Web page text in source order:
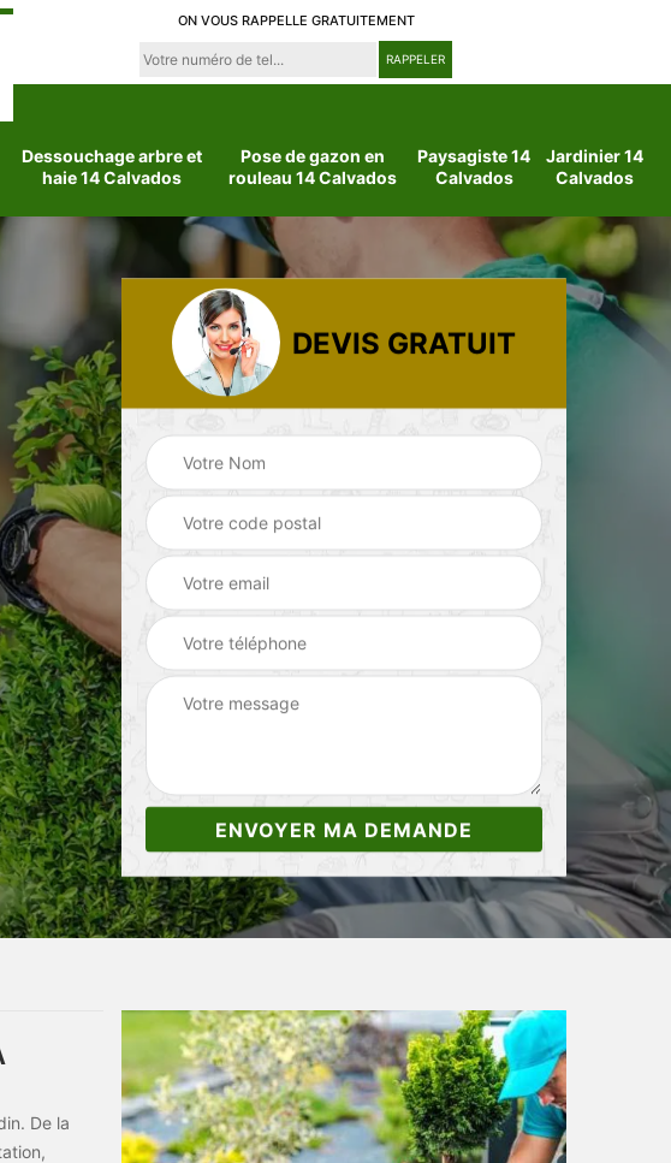
ON VOUS RAPPELLE GRATUITEMENT
Dessouchage arbre et
haie 14 Calvados
Pose de gazon en
rouleau 14 Calvados
Paysagiste 14
Calvados
Jardinier 14
Calvados
d'arbre 14
Calvados
Jardinier 14
Calvados
Paysagiste 14
DEVIS GRATUIT
De la